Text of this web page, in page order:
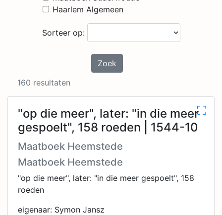
Haarlem Algemeen
Sorteer op:
Zoek
160 resultaten
"op die meer", later: "in die meer
gespoelt", 158 roeden | 1544-10
Maatboek Heemstede
Maatboek Heemstede
"op die meer", later: "in die meer gespoelt", 158
roeden
eigenaar: Symon Jansz